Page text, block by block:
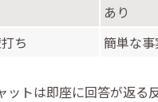
あり
ち 簡単な
トは即座に回答が返る